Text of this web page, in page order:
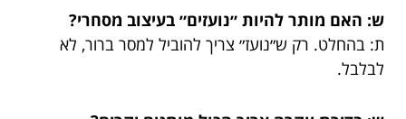
ש: האם מותר להיות ״נועזים״ בעיצוב מסחרי?
ת: בהחלט. רק ש״נועז״ צריך להוביל למסר ברור, לא
לבלבל.